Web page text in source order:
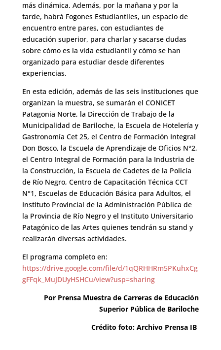
más dinámica. Además, por la mañana y por la
tarde, habrá Fogones Estudiantiles, un espacio de
encuentro entre pares, con estudiantes de
educación superior, para charlar y sacarse dudas
sobre cómo es la vida estudiantil y cómo se han
organizado para estudiar desde diferentes
experiencias.
En esta edición, además de las seis instituciones que
organizan la muestra, se sumarán el CONICET
Patagonia Norte, la Dirección de Trabajo de la
Municipalidad de Bariloche, la Escuela de Hotelería y
Gastronomía Cet 25, el Centro de Formación Integral
Don Bosco, la Escuela de Aprendizaje de Oficios N°2,
el Centro Integral de Formación para la Industria de
la Construcción, la Escuela de Cadetes de la Policía
de Río Negro, Centro de Capacitación Técnica CCT
N°1, Escuelas de Educación Básica para Adultos, el
Instituto Provincial de la Administración Pública de
la Provincia de Río Negro y el Instituto Universitario
Patagónico de las Artes quienes tendrán su stand y
realizarán diversas actividades.
El programa completo en:
https://drive.google.com/file/d/1qQRHHRm5PKuhxCg
gFFqk_MuJDUyHSHCu/view?usp=sharing
Por Prensa Muestra de Carreras de Educación
Superior Pública de Bariloche
Crédito foto: Archivo Prensa IB